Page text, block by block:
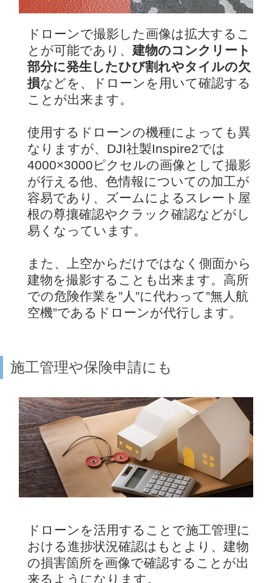
ドローンで撮影した画像は拡大するこ
とが可能であり、 建物のコンクリート
部分に発生したひび割れやタイルの欠
損などを、ドローンを用いて確認する
ことが出来ます。
使用するドローンの機種によっても異
なりますが、DJI社製Inspire2では
4000×3000ピクセルの画像として撮影
が行える他、色情報についての加工が
容易であり、ズームによるスレート屋
根の尊攘確認やクラック確認などがし
易くなっています。
また、上空からだけではなく側面から
建物を撮影することも出来ます。高所
での危険作業を”人”に代わって”無人航
空機”であるドローンが代行します。
施工管理や保険申請にも
ドローンを活用することで施工管理に
おける進捗状況確認はもとより、建物
の損害箇所を画像で確認することが出
来るようになります。